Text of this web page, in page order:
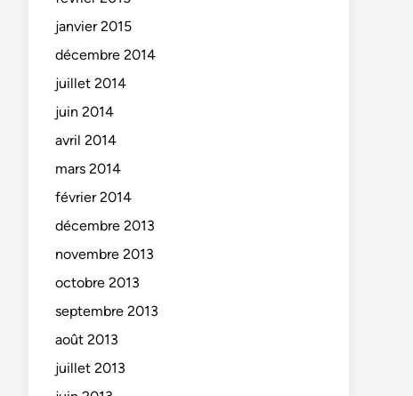
janvier 2015
décembre 2014
juillet 2014
juin 2014
avril 2014
mars 2014
février 2014
décembre 2013
novembre 2013
octobre 2013
septembre 2013
août 2013
juillet 2013